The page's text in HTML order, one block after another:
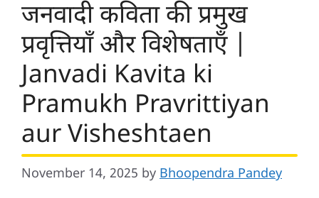
जनवादी कविता की प्रमुख
प्रवृत्तियाँ और विशेषताएँ |
Janvadi Kavita ki
Pramukh Pravrittiyan
aur Visheshtaen
November 14, 2025 by Bhoopendra Pandey